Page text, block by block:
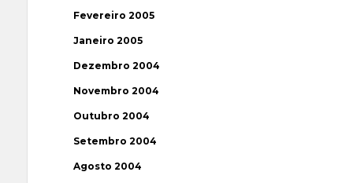
Fevereiro 2005
Janeiro 2005
Dezembro 2004
Novembro 2004
Outubro 2004
Setembro 2004
Agosto 2004